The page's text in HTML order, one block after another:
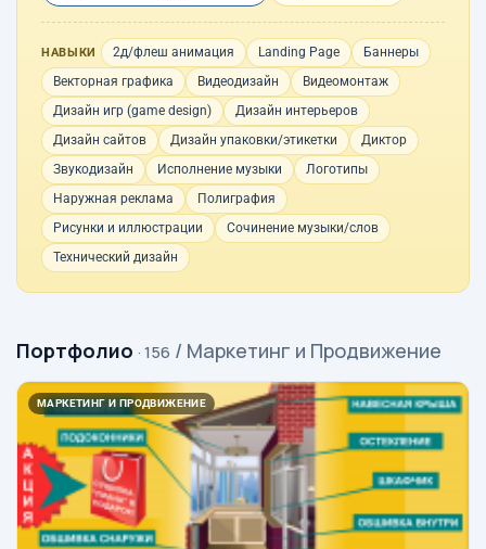
НАВЫКИ 2д/флеш анимация Landing Page
Баннеры
Векторная графика
Видеодизайн
Видеомонтаж
Дизайн игр (game design)
Дизайн интерьеров
Дизайн сайтов
Дизайн упаковки/этикетки
Диктор
Звукодизайн
Исполнение музыки
Логотипы
Наружная реклама
Полиграфия
Рисунки и иллюстрации
Сочинение музыки/слов
Технический дизайн
Портфолио · 156 / Маркетинг и Продвижение
МАРКЕТИНГ И ПРОДВИЖЕНИЕ